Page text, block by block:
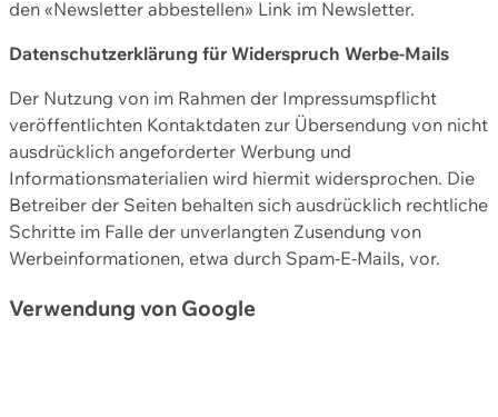
den «Newsletter abbestellen» Link im Newsletter.
Datenschutzerklärung für Widerspruch Werbe-Mails
Der Nutzung von im Rahmen der Impressumspflicht
veröffentlichten Kontaktdaten zur Übersendung von nicht
ausdrücklich angeforderter Werbung und
Informationsmaterialien wird hiermit widersprochen. Die
Betreiber der Seiten behalten sich ausdrücklich rechtliche
Schritte im Falle der unverlangten Zusendung von
Werbeinformationen, etwa durch Spam-E-Mails, vor.
Verwendung von Google